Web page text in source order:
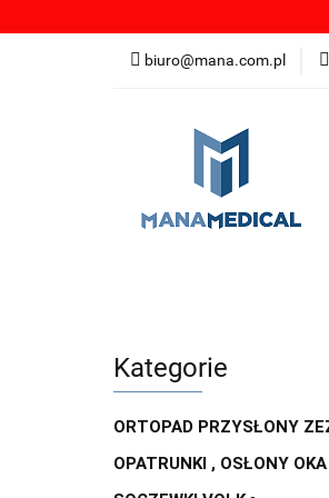
biuro@mana.com.pl
Kategorie
ORTOPAD PRZYSŁONY
OPATRUNKI , OSŁONY OKA